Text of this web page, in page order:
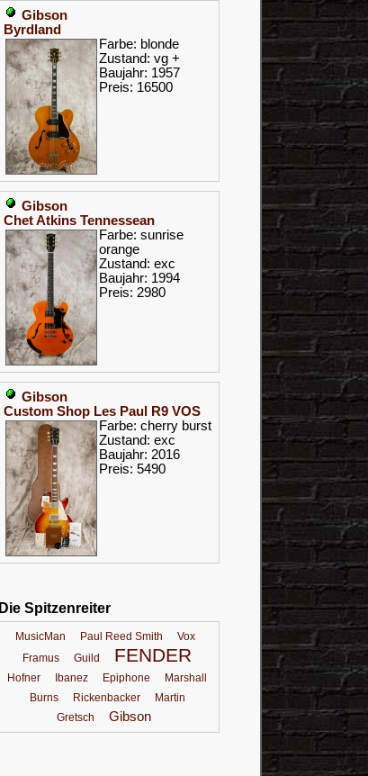
Gibson
Byrdland
Farbe: blonde
Zustand: vg +
Baujahr: 1957
Preis: 16500
Gibson
Chet Atkins Tennessean
Farbe: sunrise
orange
Zustand: exc
Baujahr: 1994
Preis: 2980
Gibson
Custom Shop Les Paul R9 VOS
Farbe: cherry burst
Zustand: exc
Baujahr: 2016
Preis: 5490
Die Spitzenreiter
MusicMan Paul Reed Smith
Vox
Framus
Guild FENDER
Hofner Ibanez Epiphone
Marshall
Burns
Rickenbacker
Martin
Gretsch
Gibson